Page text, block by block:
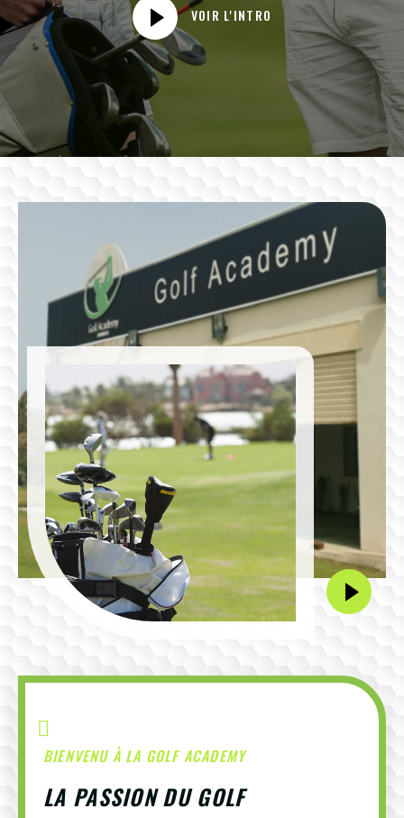
VOIR L'INTRO
BIENVENU À LA GOLF ACADEMY
LA PASSION DU GOLF